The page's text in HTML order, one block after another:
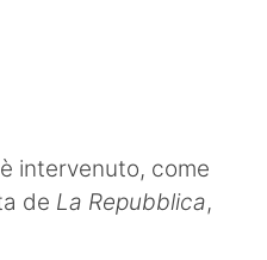
intervenuto, come
de La Repubblica,